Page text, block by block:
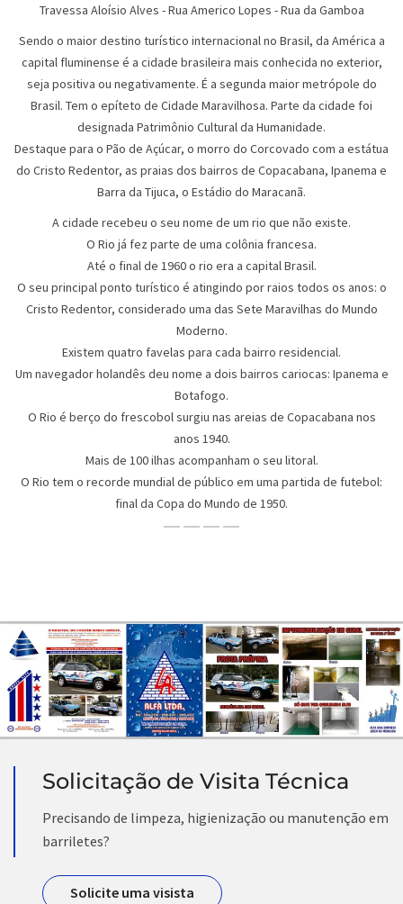
Travessa Aloísio Alves -Rua Americo Lopes -Rua da Gamboa
Sendo o maior destino turístico internacional no Brasil, da América a
capital fluminense é a cidade brasileira mais conhecida no exterior,
seja positiva ou negativamente. É a segunda maior metrópole do
Brasil. Tem o epíteto de Cidade Maravilhosa. Parte da cidade foi
designada Patrimônio Cultural da Humanidade.
Destaque para o Pão de Açúcar, o morro do Corcovado com a estátua
do Cristo Redentor, as praias dos bairros de Copacabana, Ipanema e
Barra da Tijuca, o Estádio do Maracanã.
A cidade recebeu o seu nome de um rio que não existe.
O Rio já fez parte de uma colônia francesa.
Até o final de 1960 o rio era a capital Brasil.
O seu principal ponto turístico é atingindo por raios todos os anos: o
Cristo Redentor, considerado uma das Sete Maravilhas do Mundo
Moderno.
Existem quatro favelas para cada bairro residencial.
Um navegador holandês deu nome a dois bairros cariocas: Ipanema e
Botafogo.
O Rio é berço do frescobol surgiu nas areias de Copacabana nos
anos 1940.
Mais de 100 ilhas acompanham o seu litoral.
O Rio tem o recorde mundial de público em uma partida de futebol:
final da Copa do Mundo de 1950.
Solicitação de Visita Técnica
Precisando de limpeza, higienização ou manutenção em
barriletes?
Solicite uma visista